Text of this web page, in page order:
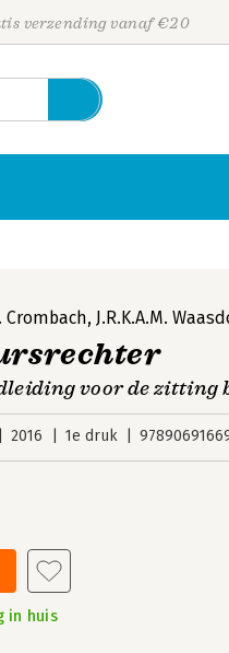
verzending vanaf €20
Crombach, J.R.K.A.M.
voor de zitting
2016 1e druk
in huis
Personen